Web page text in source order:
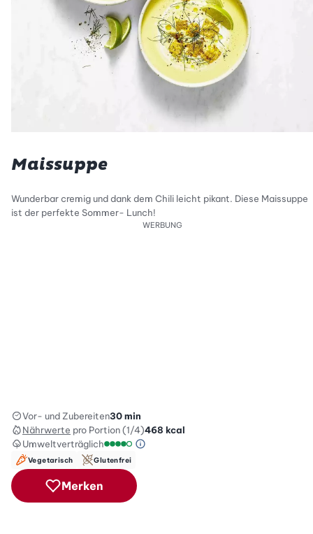
Maissuppe
Wunderbar cremig und dank dem Chili leicht pikant. Diese Maissuppe
ist der perfekte Sommer- Lunch!
WERBUNG
Vor- und Zubereiten30 min
Nährwerte pro Portion (1/4)468 kcal
Umweltverträglich
Green Betty Skala Info
Vegetarisch Glutenfrei
Merken